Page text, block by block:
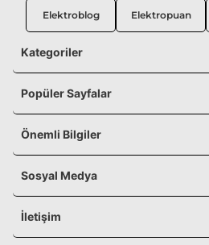
Elektroblog Elektropuan
Kategoriler
Popüler Sayfalar
Önemli Bilgiler
Sosyal Medya
İletişim